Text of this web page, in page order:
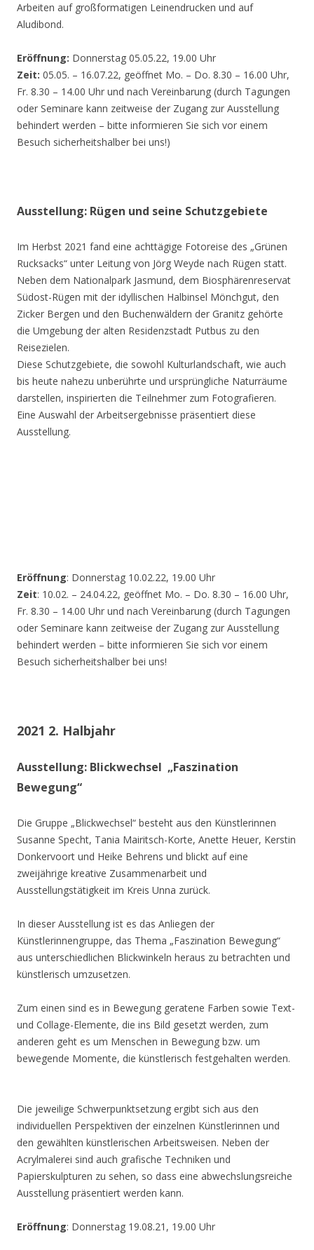
Arbeiten auf großformatigen Leinendrucken und auf
Aludibond.
Eröffnung: Donnerstag 05.05.22, 19.00 Uhr
Zeit: 05.05. – 16.07.22, geöffnet Mo. – Do. 8.30 – 16.00 Uhr,
Fr. 8.30 – 14.00 Uhr und nach Vereinbarung (durch Tagungen
oder Seminare kann zeitweise der Zugang zur Ausstellung
behindert werden – bitte informieren Sie sich vor einem
Besuch sicherheitshalber bei uns!)
Ausstellung: Rügen und seine Schutzgebiete
Im Herbst 2021 fand eine achttägige Fotoreise des „Grünen
Rucksacks“ unter Leitung von Jörg Weyde nach Rügen statt.
Neben dem Nationalpark Jasmund, dem Biosphärenreservat
Südost-Rügen mit der idyllischen Halbinsel Mönchgut, den
Zicker Bergen und den Buchenwäldern der Granitz gehörte
die Umgebung der alten Residenzstadt Putbus zu den
Reisezielen.
Diese Schutzgebiete, die sowohl Kulturlandschaft, wie auch
bis heute nahezu unberührte und ursprüngliche Naturräume
darstellen, inspirierten die Teilnehmer zum Fotografieren.
Eine Auswahl der Arbeitsergebnisse präsentiert diese
Ausstellung.
Eröffnung: Donnerstag 10.02.22, 19.00 Uhr
Zeit: 10.02. – 24.04.22, geöffnet Mo. – Do. 8.30 – 16.00 Uhr,
Fr. 8.30 – 14.00 Uhr und nach Vereinbarung (durch Tagungen
oder Seminare kann zeitweise der Zugang zur Ausstellung
behindert werden – bitte informieren Sie sich vor einem
Besuch sicherheitshalber bei uns!
2021 2. Halbjahr
Ausstellung: Blickwechsel „Faszination
Bewegung“
Die Gruppe „Blickwechsel“ besteht aus den Künstlerinnen
Susanne Specht, Tania Mairitsch-Korte, Anette Heuer, Kerstin
Donkervoort und Heike Behrens und blickt auf eine
zweijährige kreative Zusammenarbeit und
Ausstellungstätigkeit im Kreis Unna zurück.
In dieser Ausstellung ist es das Anliegen der
Künstlerinnengruppe, das Thema „Faszination Bewegung“
aus unterschiedlichen Blickwinkeln heraus zu betrachten und
künstlerisch umzusetzen.
Zum einen sind es in Bewegung geratene Farben sowie Text-
und Collage-Elemente, die ins Bild gesetzt werden, zum
anderen geht es um Menschen in Bewegung bzw. um
bewegende Momente, die künstlerisch festgehalten werden.
Die jeweilige Schwerpunktsetzung ergibt sich aus den
individuellen Perspektiven der einzelnen Künstlerinnen und
den gewählten künstlerischen Arbeitsweisen. Neben der
Acrylmalerei sind auch grafische Techniken und
Papierskulpturen zu sehen, so dass eine abwechslungsreiche
Ausstellung präsentiert werden kann.
Eröffnung: Donnerstag 19.08.21, 19.00 Uhr